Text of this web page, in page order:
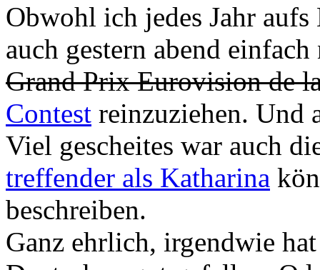
Obwohl ich jedes Jahr
auch gestern abend
Grand Prix Eurovision de
Contest reinzuziehen. Und
Viel gescheites war auch
treffender als Katharina
beschreiben.
Ganz ehrlich, irgendwie